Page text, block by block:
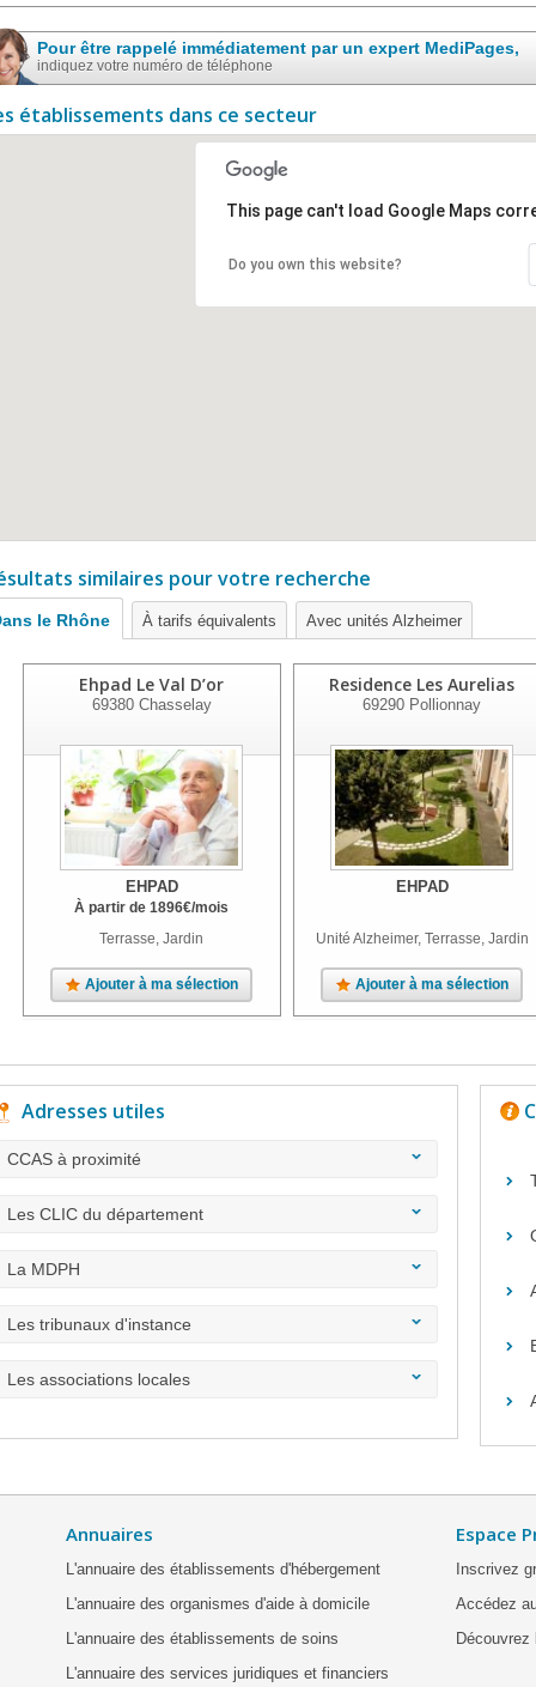
Pour être rappelé immédiatement par un expert MediPages,
indiquez votre numéro de téléphone
établissements dans ce secteur
This page can't load Google Maps
Do you own this website?
similaires pour votre recherche
le Rhône À tarifs équivalents Avec unités Alzheimer
Ehpad Le Val D’or
69380Chasselay
EHPAD
À partir de 1896€/mois
Terrasse, Jardin
Ajouter à ma sélection
Residence Les Aurelias
69290 Pollionnay
EHPAD
Unité Alzheimer, Terrasse, Jardin
Ajouter à ma sélection
Adresses utiles
CCAS à proximité
Les CLIC du département
La MDPH
Les tribunaux d'instance
Les associations locales
Annuaires
L'annuaire des établissements d'hébergement
L'annuaire des organismes d'aide à domicile
L'annuaire des établissements de soins
L'annuaire des services juridiques et financiers
Espace
Inscrivez
Accédez